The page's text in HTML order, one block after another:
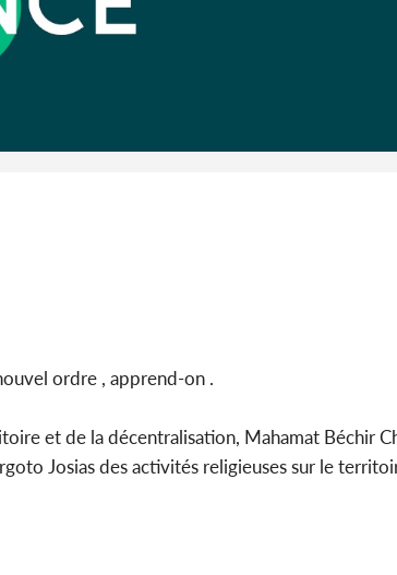
ordre , apprend-on .
et de la décentralisation, Mahamat Béchir
Josias des activités religieuses sur le